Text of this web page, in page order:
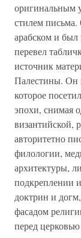
оригинальным
стилем письма.
арабском и
перевел
источник
Палестины. Он
которое
эпохи, снимая
византийской,
авторитетно
филологии,
архитектуры,
подкреплении
доктрин и
фасадом
перед